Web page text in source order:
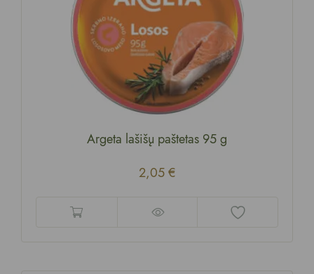
Argeta lašišų paštetas 95 g
2,05€